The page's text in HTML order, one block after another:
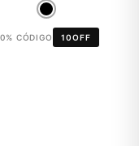
CÓDIGO 10OFF